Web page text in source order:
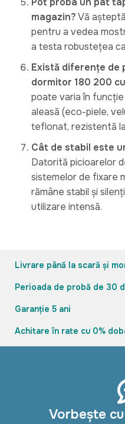
magazin?Vă
pentru a vedea
a testa robustețea
Există diferențe de
dormitor 180 200
poate varia în
aleasă (eco-piele,
teflonat, rezistentă
Cât de stabil este
Datorită picioarelor
sistemelor de fixare
rămâne stabil și
utilizare intensă.
Livrare până la scară și
Perioada de probă de 30
Garanție 5 ani
Achitare în rate cu 0%
Vorbește